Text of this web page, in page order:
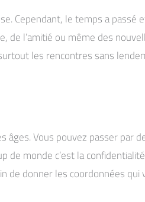
Cependant, le temps a passé
l’amitié ou même des
les rencontres sans
Vous pouvez passer par
de monde c’est la
de donner les coordonnées